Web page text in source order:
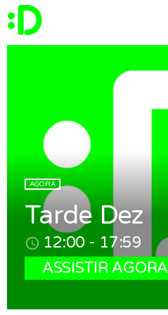
EQUIPE
PROGRAMAÇÃO
PROMOÇÕES
VÍDEOS
EVENTOS
AGORA
Tarde Dez
access_time 12:00 - 17:59
ASSISTIR AGORA